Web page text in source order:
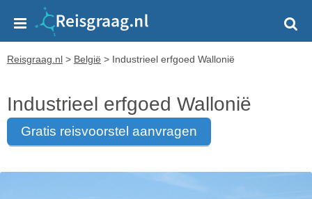
Reisgraag.nl > België > Industrieel erfgoed Wallonië
Industrieel erfgoed Wallonië
gratis reisvoorstel aanvragen